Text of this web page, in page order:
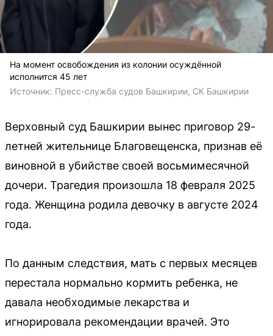
На момент освобождения из колонии осуждённой
исполнится 45 лет
Источник: Пресс-служба судов Башкирии, СК Башкирии
Верховный суд Башкирии вынес приговор 29-
летней жительнице Благовещенска, признав её
виновной в убийстве своей восьмимесячной
дочери. Трагедия произошла 18 февраля 2025
года. Женщина родила девочку в августе 2024
года.
По данным следствия, мать с первых месяцев
перестала нормально кормить ребенка, не
давала необходимые лекарства и
игнорировала рекомендации врачей. Это